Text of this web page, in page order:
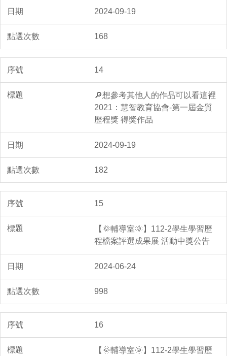
2024-09-19
168
14
🔎想參考其他人的作品可以看這裡
2021：慧智教育協會-第一屆金質
歷程獎 得獎作品
2024-09-19
182
15
【🌞輔導室🌞】112-2學生學習歷
程檔案評選成果展 活動中獎公告
2024-06-24
998
16
【🌞輔導室🌞】112-2學生學習歷